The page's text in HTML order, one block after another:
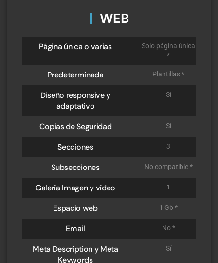
WEB
Página única o varias
Solo página única
*
Predeterminada Plantillas *
Diseño responsive y
adaptativo
Sí
Copias de Seguridad Sí
Secciones 3
Subsecciones No compatible *
Galería Imagen y vídeo 1
Espacio web 1 Gb *
Email No *
Meta Description y Meta
Keywords
Sí